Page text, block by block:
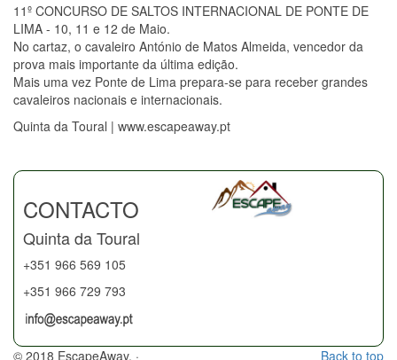
11º CONCURSO DE SALTOS INTERNACIONAL DE PONTE DE
LIMA - 10, 11 e 12 de Maio.
No cartaz, o cavaleiro António de Matos Almeida, vencedor da
prova mais importante da última edição.
Mais uma vez Ponte de Lima prepara-se para receber grandes
cavaleiros nacionais e internacionais.
Quinta da Toural | www.escapeaway.pt
CONTACTO
Quinta da Toural
+351 966 569 105
+351 966 729 793
Back to top
© 2018 EscapeAway. ·